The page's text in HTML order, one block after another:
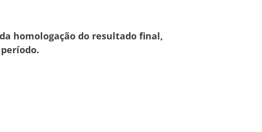
homologação do resultado final,